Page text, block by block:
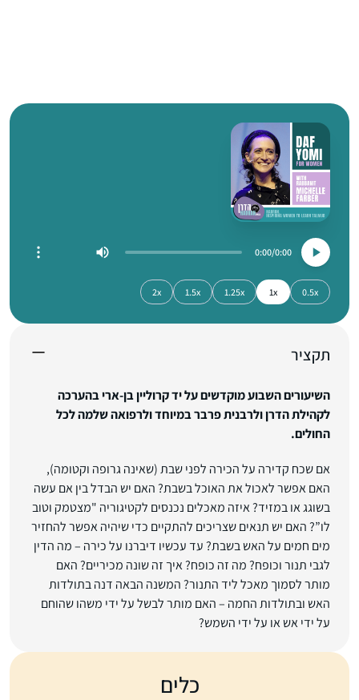
0:00
0:00
0.5x
1x
1.25x
1.5x
2x
תקציר
השיעורים השבוע מוקדשים על יד קרוליין בן-ארי בהערכה
לקהילת הדרן ולרבנית פרבר במיוחד ולרפואה שלמה לכל
החולים.
אם שכח קדירה על הכירה לפני שבת (שאינה גרופה וקטומה),
האם אפשר לאכול את האוכל בשבת? האם יש הבדל בין אם עשה
בשוגג או במזיד? איזה מאכלים נכנסים לקטיגוריה "מצטמק וטוב
לו”? האם יש תנאים שצריכים להתקיים כדי שיהיה אפשר להחזיר
מים חמים על האש בשבת? עד עכשיו דיברנו על כירה – מה הדין
לגבי תנור וכופח? מה זה כופח? איך זה שונה מכיריים? האם
מותר לסמוך מאכל ליד התנור? המשנה הבאה דנה בתולדות
האש ובתולדות החמה – האם מותר לבשל על ידי משהו שהוחם
על ידי אש או על ידי השמש?
כלים